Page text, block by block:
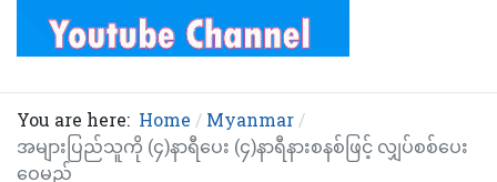
You are here: Home
Myanmar
အများပြည်သူကို (၄)နာရီပေး (၄)နာရီနားစနစ်ဖြင့် လျှပ်စစ်ပေး
ဝေမည်